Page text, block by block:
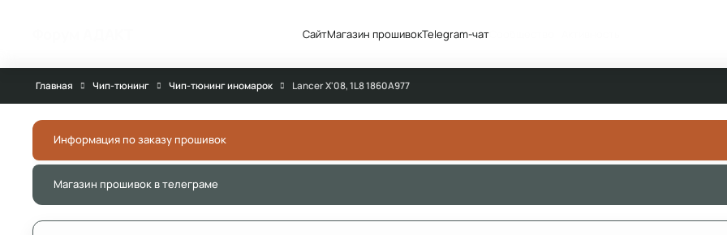
СайтМагазин прошивокTelegram-чатСообщество
Главная Чип-тюнинг Чип-тюнинг иномарок Lancer X'08, 1L8 1860A977
Информация по заказу прошивок
Магазин прошивок в телеграме